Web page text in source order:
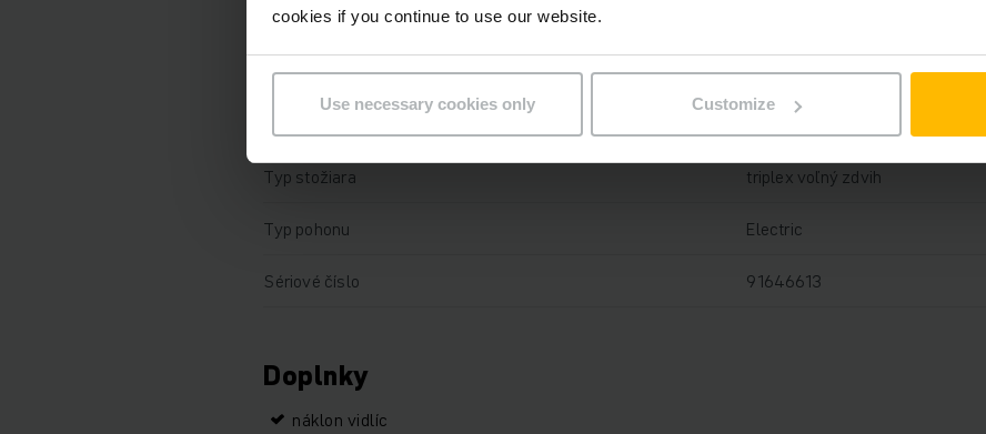
cookies if you continue to use our website.
Use necessary cookies only Customize
Prevádzkové hodiny
Výška 4530 mm
Typ stožiara triplex voľný zdvih
Typ pohonu Electric
Sériové číslo 91646613
Doplnky
náklon vidlíc